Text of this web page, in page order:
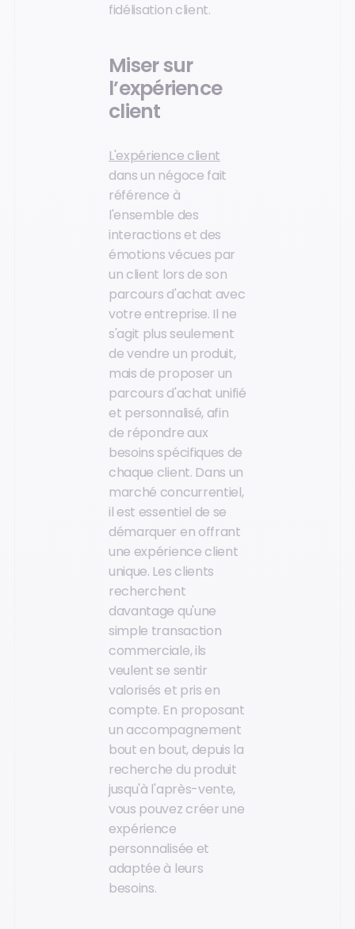
fidélisation client.
Miser sur
l’expérience
client
L'expérience client
dans un négoce fait
référence à
l'ensemble des
interactions et des
émotions vécues par
un client lors de son
parcours d'achat avec
votre entreprise. Il ne
s'agit plus seulement
de vendre un produit,
mais de proposer un
parcours d'achat unifié
et personnalisé, afin
de répondre aux
besoins spécifiques de
chaque client. Dans un
marché concurrentiel,
il est essentiel de se
démarquer en offrant
une expérience client
unique. Les clients
recherchent
davantage qu'une
simple transaction
commerciale, ils
veulent se sentir
valorisés et pris en
compte. En proposant
un accompagnement
bout en bout, depuis la
recherche du produit
jusqu'à l'après-vente,
vous pouvez créer une
expérience
personnalisée et
adaptée à leurs
besoins.